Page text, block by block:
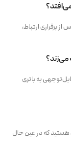
برقراری ارتباط،
به باتری
هستید که در عین حال